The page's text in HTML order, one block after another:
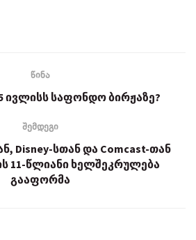
წინა
ივლისს საფონდო ბირჟაზე?
შემდეგი
Disney-სთან და Comcast-თან
11-წლიანი ხელშეკრულება
გააფორმა